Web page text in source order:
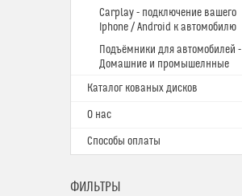
Carplay - подключение вашего
Iphone / Android к автомобилю
Подъёмники для автомобилей -
Домашние и промышелнные
Каталог кованых дисков
О нас
Способы оплаты
ФИЛЬТРЫ